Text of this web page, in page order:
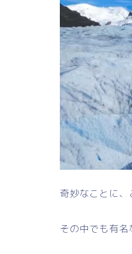
奇妙なことに
その中でも有名